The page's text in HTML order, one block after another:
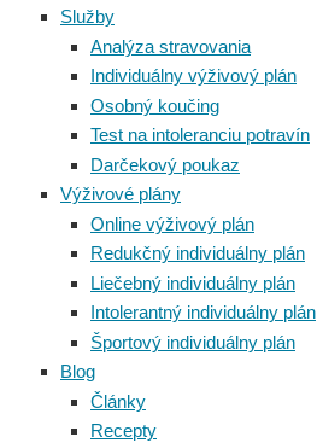
Služby
Analýza stravovania
Individuálny výživový plán
Osobný koučing
Test na intoleranciu potravín
Darčekový poukaz
Výživové plány
Online výživový plán
Redukčný individuálny plán
Liečebný individuálny plán
Intolerantný individuálny plán
Športový individuálny plán
Blog
Články
Recepty